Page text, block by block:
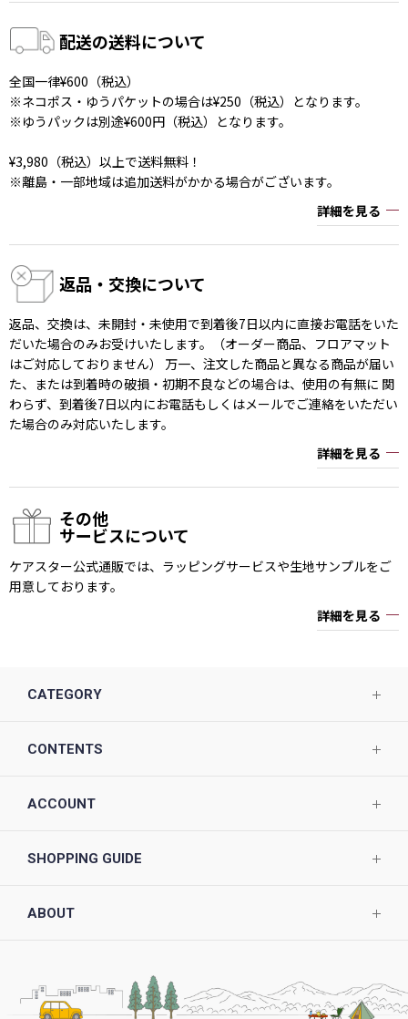
配送の送料について
全国一律¥600（税込）
※ネコポス・ゆうパケットの場合は¥250（税込）となります。
※ゆうパックは別途¥600円（税込）となります。
¥3,980（税込）以上で送料無料！
※離島・一部地域は追加送料がかかる場合がございます。
詳細を見る
返品・交換について
返品、交換は、未開封・未使用で到着後7日以内に直接お電話をいた
だいた場合のみお受けいたします。（オーダー商品、フロアマット
はご対応しておりません） 万一、注文した商品と異なる商品が届い
た、または到着時の破損・初期不良などの場合は、使用の有無に 関
わらず、到着後7日以内にお電話もしくはメールでご連絡をいただい
た場合のみ対応いたします。
詳細を見る
その他
サービスについて
ケアスター公式通販では、ラッピングサービスや生地サンプルをご
用意しております。
詳細を見る
CATEGORY
CONTENTS
ACCOUNT
SHOPPING GUIDE
ABOUT